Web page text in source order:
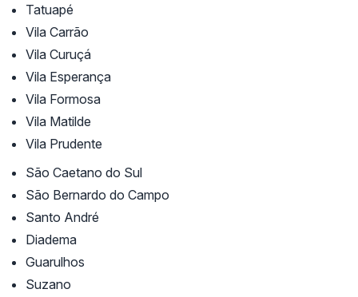
Tatuapé
Vila Carrão
Vila Curuçá
Vila Esperança
Vila Formosa
Vila Matilde
Vila Prudente
São Caetano do Sul
São Bernardo do Campo
Santo André
Diadema
Guarulhos
Suzano